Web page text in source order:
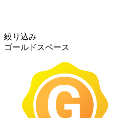
絞り込み
ゴールドスペース